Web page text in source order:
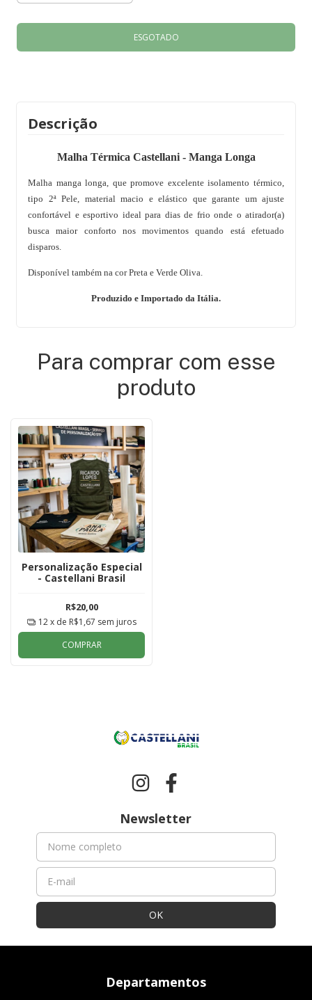
Descrição
Malha Térmica Castellani - Manga Longa
Malha manga longa, que promove excelente isolamento térmico,
tipo 2ª Pele, material macio e elástico que garante um ajuste
confortável e esportivo ideal para dias de frio onde o atirador(a)
busca maior conforto nos movimentos quando está efetuado
disparos.
Disponível também na cor Preta e Verde Oliva.
Produzido e Importado da Itália.
Para comprar com esse
produto
Personalização Especial
- Castellani Brasil
R$20,00
12 x de R$1,67 sem juros
COMPRAR
Newsletter
Departamentos